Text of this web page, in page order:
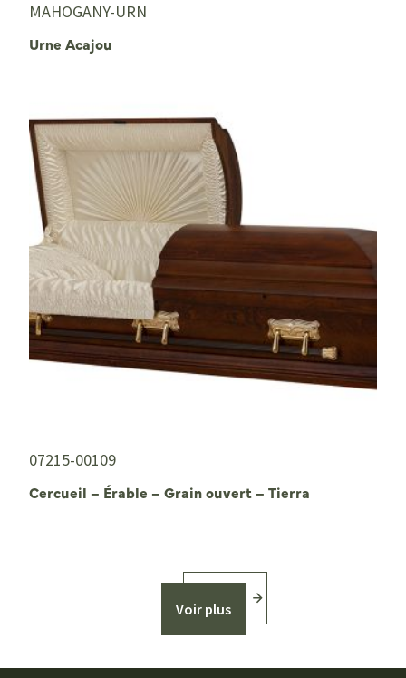
MAHOGANY-URN
Urne Acajou
07215-00109
Cercueil – Érable – Grain ouvert – Tierra
Voir plus